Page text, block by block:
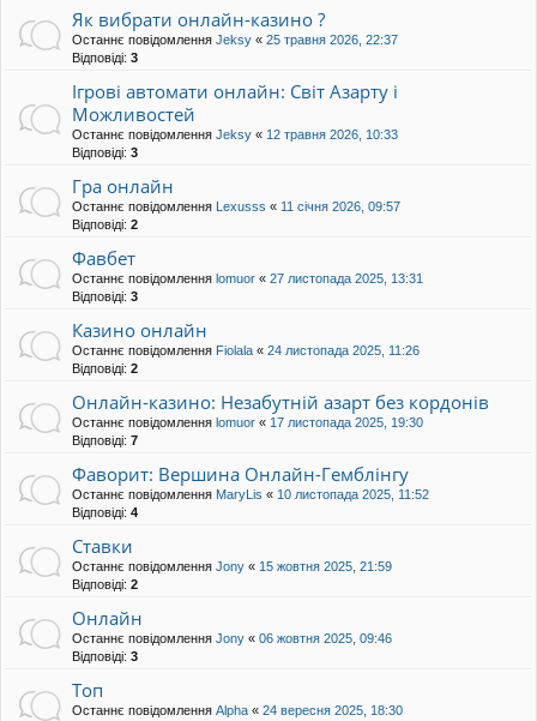
Як вибрати онлайн-казино ?
Останнє повідомлення Jeksy « 25 травня 2026, 22:37
Відповіді: 3
Ігрові автомати онлайн: Світ Азарту і
Можливостей
Останнє повідомлення Jeksy « 12 травня 2026, 10:33
Відповіді: 3
Гра онлайн
Останнє повідомлення Lexusss « 11 січня 2026, 09:57
Відповіді: 2
Фавбет
Останнє повідомлення lomuor « 27 листопада 2025, 13:31
Відповіді: 3
Казино онлайн
Останнє повідомлення Fiolala « 24 листопада 2025, 11:26
Відповіді: 2
Онлайн-казино: Незабутній азарт без кордонів
Останнє повідомлення lomuor « 17 листопада 2025, 19:30
Відповіді: 7
Фаворит: Вершина Онлайн-Гемблінгу
Останнє повідомлення MaryLis « 10 листопада 2025, 11:52
Відповіді: 4
Ставки
Останнє повідомлення Jony « 15 жовтня 2025, 21:59
Відповіді: 2
Онлайн
Останнє повідомлення Jony « 06 жовтня 2025, 09:46
Відповіді: 3
Топ
Останнє повідомлення Alpha « 24 вересня 2025, 18:30